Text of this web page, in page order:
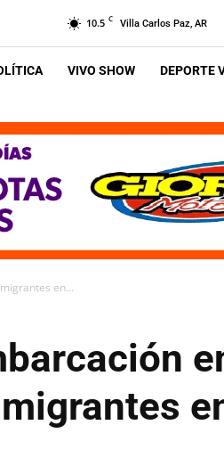
10.5 C Villa Carlos Paz, AR
VIVO SHOW DEPORTE
en...